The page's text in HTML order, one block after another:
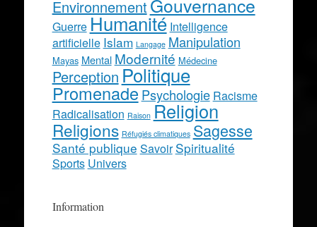
Environnement Gouvernance
GuerreHumanité Intelligence
artificielle Islam Langage Manipulation
Mayas Mental Modernité Médecine
PerceptionPolitique
Promenade Psychologie Racisme
Radicalisation Raison Religion
Religions Réfugiés climatiques Sagesse
Santé publique Savoir Spiritualité
Sports Univers
Information